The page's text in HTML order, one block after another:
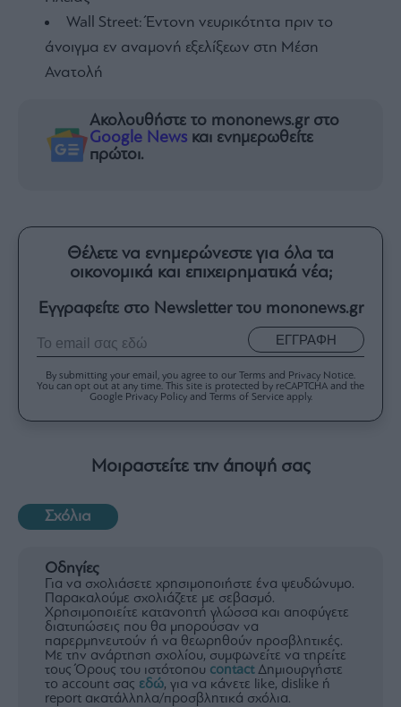
Wall Street: Έντονη νευρικότητα πριν το
άνοιγμα εν αναμονή εξελίξεων στη Μέση
Ανατολή
Ακολουθήστε το mononews.gr στο
Google News και ενημερωθείτε
πρώτοι.
Θέλετε να ενημερώνεστε για όλα τα
οικονομικά και επιχειρηματικά νέα;
Εγγραφείτε στο Newsletter του mononews.gr
ΕΓΓΡΑΦΗ
By submitting your email, you agree to our Terms and Privacy Notice.
You can opt out at any time. This site is protected by reCAPTCHA and the
Google Privacy Policy and Terms of Service apply.
Μοιραστείτε την άποψή σας
Σχόλια
Οδηγίες
Για να σχολιάσετε χρησιμοποιήστε ένα ψευδώνυμο.
Παρακαλούμε σχολιάζετε με σεβασμό.
Χρησιμοποιείτε κατανοητή γλώσσα και αποφύγετε
διατυπώσεις που θα μπορούσαν να
παρερμηνευτούν ή να θεωρηθούν προσβλητικές.
Με την ανάρτηση σχολίου, συμφωνείτε να τηρείτε
τους Όρους του ιστότοπου contactΔημιουργήστε
το account σας εδώ, για να κάνετε like, dislike ή
report ακατάλληλα/προσβλητικά σχόλια.